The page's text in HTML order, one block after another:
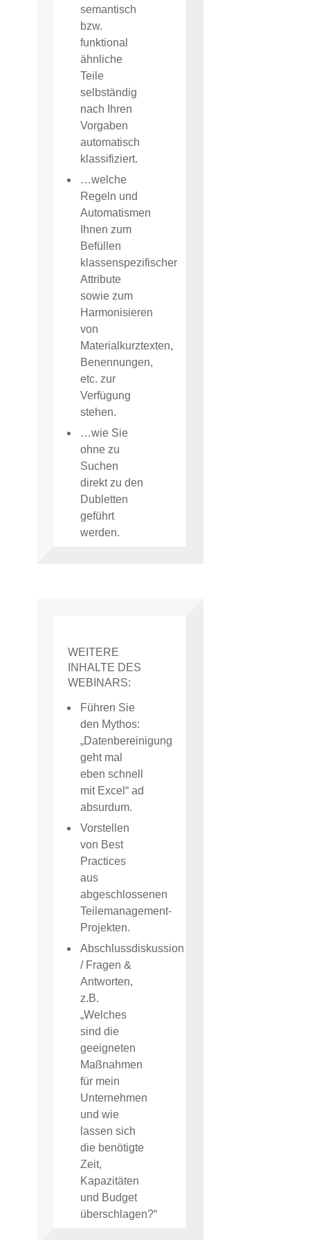
semantisch
bzw.
funktional
ähnliche
Teile
selbständig
nach Ihren
Vorgaben
automatisch
klassifiziert.
…welche
Regeln und
Automatismen
Ihnen zum
Befüllen
klassenspezifischer
Attribute
sowie zum
Harmonisieren
von
Materialkurztexten,
Benennungen,
etc. zur
Verfügung
stehen.
…wie Sie
ohne zu
Suchen
direkt zu den
Dubletten
geführt
werden.
WEITERE
INHALTE DES
WEBINARS:
Führen Sie
den Mythos:
„Datenbereinigung
geht mal
eben schnell
mit Excel“ ad
absurdum.
Vorstellen
von Best
Practices
aus
abgeschlossenen
Teilemanagement-
Projekten.
Abschlussdiskussion
/ Fragen &
Antworten,
z.B.
„Welches
sind die
geeigneten
Maßnahmen
für mein
Unternehmen
und wie
lassen sich
die benötigte
Zeit,
Kapazitäten
und Budget
überschlagen?“